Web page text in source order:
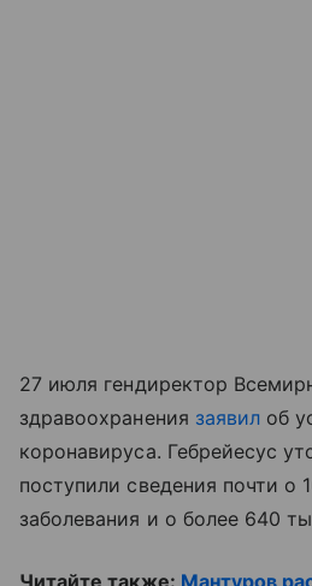
27 июля гендиректор
здравоохранения заявил об
коронавируса. Гебрейесус
поступили сведения почти о
заболевания и о более 640
Читайте также: Мантуров